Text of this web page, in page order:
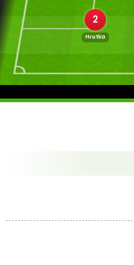
2
Hrutka